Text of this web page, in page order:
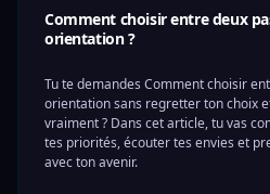
Comment choisir entre deux
orientation ?
Tu te demandes Comment choisir
orientation sans regretter ton choix
vraiment ? Dans cet article, tu vas
tes priorités, écouter tes envies et
avec ton avenir.